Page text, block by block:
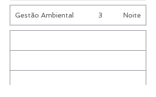
Gestão Ambiental 3 Noite